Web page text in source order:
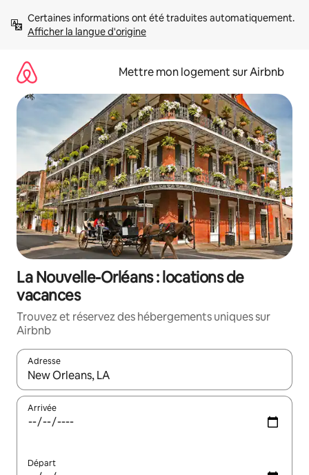
directement
Afficher la langue d'origine
Mettre mon logement sur Airbnb
La Nouvelle-Orléans : locations de
vacances
Trouvez et réservez des hébergements uniques sur
Airbnb
Adresse
Lorsque les résultats s'affichent, utilisez les flèches vers le
Arrivée
Départ